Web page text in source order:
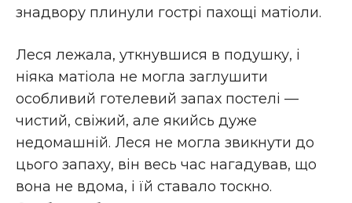
знадвору плинули гострі пахощі матіоли.
Леся лежала, уткнувшися в подушку, і
ніяка матіола не могла заглушити
особливий готелевий запах постелі —
чистий, свіжий, але якийсь дуже
недомашній. Леся не могла звикнути до
цього запаху, він весь час нагадував, що
вона не вдома, і їй ставало тоскно.